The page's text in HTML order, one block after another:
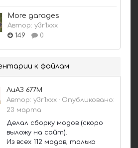
More garages
Автор: y3r1xxx
149
0
к файлам
ЛиАЗ 677М
Автор: y3r1xxx · Опубликовано:
23 марта
Делал сборку модов (скоро
выложу на сайт).
Из всех 112 модов, только